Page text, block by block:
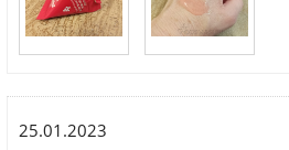
25.01.2023